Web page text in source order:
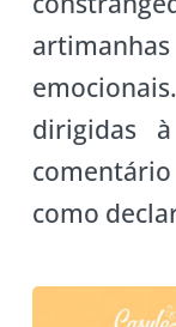
dirigidas
como